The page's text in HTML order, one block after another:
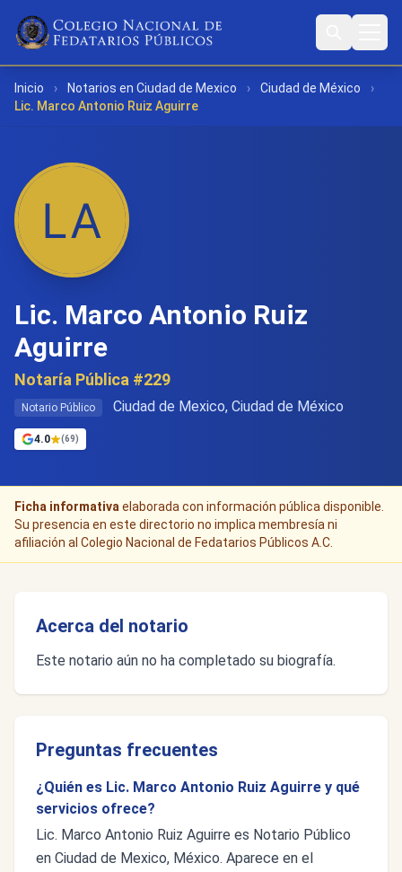
Inicio › Notarios en Ciudad de Mexico › Ciudad de México
›
Lic. Marco Antonio Ruiz Aguirre
Lic. Marco Antonio Ruiz
Aguirre
Notaría Pública #229
Notario Público Ciudad de Mexico, Ciudad de México
4.0 (69)
Ficha informativa elaborada con información pública disponible.
Su presencia en este directorio no implica membresía ni
afiliación al Colegio Nacional de Fedatarios Públicos A.C.
Acerca del notario
Este notario aún no ha completado su biografía.
Preguntas frecuentes
¿Quién es Lic. Marco Antonio Ruiz Aguirre y qué
servicios ofrece?
Lic. Marco Antonio Ruiz Aguirre es Notario Público
en Ciudad de Mexico, México. Aparece en el